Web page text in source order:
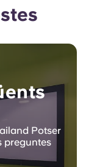
Potser
preguntes